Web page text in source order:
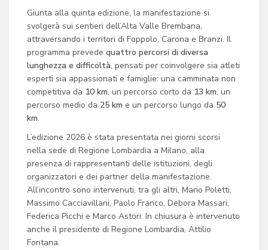
Giunta alla quinta edizione, la manifestazione si
svolgerà sui sentieri dell’Alta Valle Brembana,
attraversando i territori di Foppolo, Carona e Branzi. Il
programma prevede quattro percorsi di diversa
lunghezza e difficoltà, pensati per coinvolgere sia atleti
esperti sia appassionati e famiglie: una camminata non
competitiva da 10 km, un percorso corto da 13 km, un
percorso medio da 25 km e un percorso lungo da 50
km.
L’edizione 2026 è stata presentata nei giorni scorsi
nella sede di Regione Lombardia a Milano, alla
presenza di rappresentanti delle istituzioni, degli
organizzatori e dei partner della manifestazione.
All’incontro sono intervenuti, tra gli altri, Mario Poletti,
Massimo Cacciavillani, Paolo Franco, Debora Massari,
Federica Picchi e Marco Astori. In chiusura è intervenuto
anche il presidente di Regione Lombardia, Attilio
Fontana.